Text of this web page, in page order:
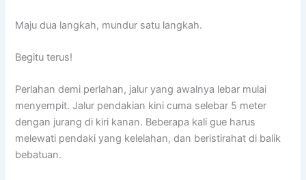
Maju dua langkah, mundur satu langkah.
Begitu terus!
Perlahan demi perlahan, jalur yang awalnya lebar mulai
menyempit. Jalur pendakian kini cuma selebar 5 meter
dengan jurang di kiri kanan. Beberapa kali gue harus
melewati pendaki yang kelelahan, dan beristirahat di balik
bebatuan.